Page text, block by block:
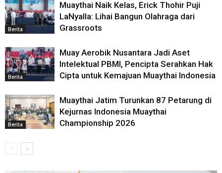
Berita
Muaythai Naik Kelas, Erick Thohir Puji
LaNyalla: Lihai Bangun Olahraga dari
Grassroots
Berita
Muay Aerobik Nusantara Jadi Aset
Intelektual PBMI, Pencipta Serahkan Hak
Cipta untuk Kemajuan Muaythai Indonesia
Berita
Muaythai Jatim Turunkan 87 Petarung di
Kejurnas Indonesia Muaythai
Championship 2026